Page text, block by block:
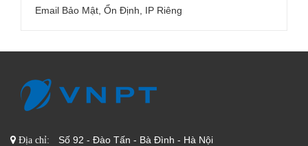
Email Bảo Mật, Ổn Định, IP Riêng
Địa chỉ: Số 92 - Đào Tấn - Bà Đình - Hà Nội